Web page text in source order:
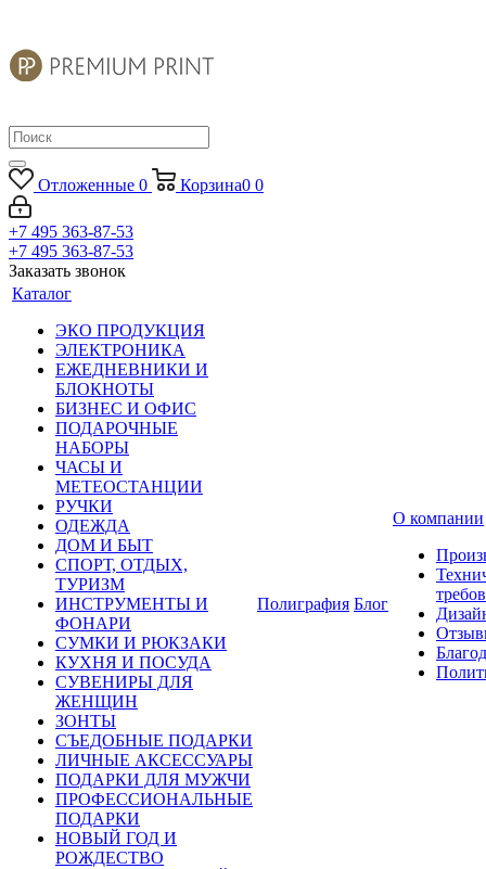
Отложенные 0 Корзина0 0
+7 495 363-87-53
+7 495 363-87-53
Заказать звонок
Каталог
ЭКО ПРОДУКЦИЯ
ЭЛЕКТРОНИКА
ЕЖЕДНЕВНИКИ И
БЛОКНОТЫ
БИЗНЕС И ОФИС
ПОДАРОЧНЫЕ
НАБОРЫ
ЧАСЫ И
МЕТЕОСТАНЦИИ
РУЧКИ
ОДЕЖДА
ДОМ И БЫТ
СПОРТ, ОТДЫХ,
ТУРИЗМ
ИНСТРУМЕНТЫ И
ФОНАРИ
СУМКИ И РЮКЗАКИ
КУХНЯ И ПОСУДА
СУВЕНИРЫ ДЛЯ
ЖЕНЩИН
ЗОНТЫ
СЪЕДОБНЫЕ ПОДАРКИ
ЛИЧНЫЕ АКСЕССУАРЫ
ПОДАРКИ ДЛЯ МУЖЧИ
ПРОФЕССИОНАЛЬНЫЕ
ПОДАРКИ
НОВЫЙ ГОД И
РОЖДЕСТВО
Полиграфия Блог
О компании